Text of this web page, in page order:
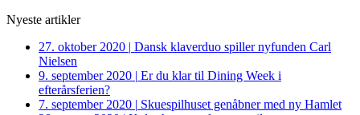
Nyeste artikler
27. oktober 2020 | Dansk klaverduo spiller nyfunden Carl
Nielsen
9. september 2020 | Er du klar til Dining Week i
efterårsferien?
7. september 2020 | Skuespilhuset genåbner med ny Hamlet